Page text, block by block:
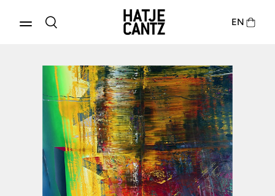
EN
Produkte entdecken